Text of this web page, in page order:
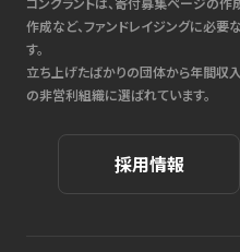
作成など、ファンドレイジングに必
す。
立ち上げたばかりの団体から年間収
の非営利組織に選ばれています。
採用情報